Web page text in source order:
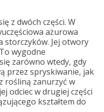
z dwóch części. W
ażurowa
storczyków. Jej otwory
wygodne
zarówno wtedy, gdy
przez spryskiwanie, jak
rośliną zanurzyć w
odciec w drugiej części
kształtem do